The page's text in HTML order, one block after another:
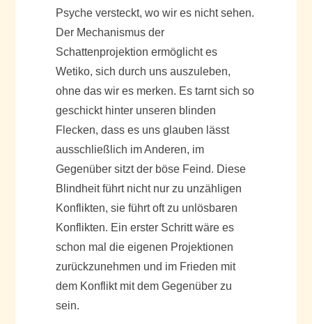
Psyche versteckt, wo wir es nicht sehen.
Der Mechanismus der
Schattenprojektion ermöglicht es
Wetiko, sich durch uns auszuleben,
ohne das wir es merken. Es tarnt sich so
geschickt hinter unseren blinden
Flecken, dass es uns glauben lässt
ausschließlich im Anderen, im
Gegenüber sitzt der böse Feind. Diese
Blindheit führt nicht nur zu unzähligen
Konflikten, sie führt oft zu unlösbaren
Konflikten. Ein erster Schritt wäre es
schon mal die eigenen Projektionen
zurückzunehmen und im Frieden mit
dem Konflikt mit dem Gegenüber zu
sein.